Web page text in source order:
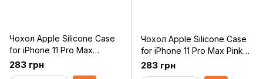
Чохол Apple Silicone Case
for iPhone 11 Pro Max
Midnight Blue Original
Assembly
283 грн
Чохол Apple Silicone Case
for iPhone 11 Pro Max Pink
Sand Original Assembly
283 грн